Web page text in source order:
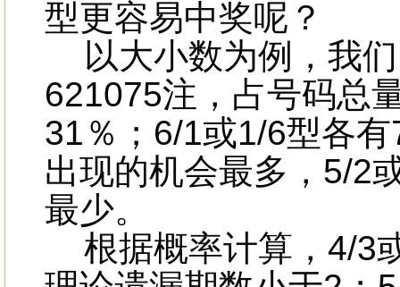
型更容易中奖呢？
以大小数为例，我们
621075注，占号码总
31％；6/1或1/6型各
出现的机会最多，5/2
最少。
根据概率计算，4/3